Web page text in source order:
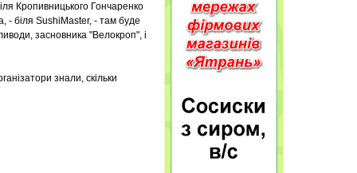
Кропивницького Гончаренко
- біля SushiMaster, - там буде
засновника "Велокроп", і
знали, скільки